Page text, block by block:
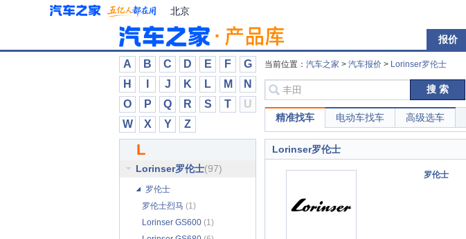
北京
报价
A B C D E F
G
H
J K L M
N
O
P Q R S T
U
W
X Y Z
克慕勒
(37)
魁士 (11)
焜驰(20)
L
LEVC(12)
LIMGENE凌际 (14)
LITE (7)
LOCAL MOTORS
Lorinser罗伦士(97)
罗伦士
罗伦士烈马 (1)
Lorinser GS600 (1)
L
当前位置： 汽车之家 > 汽车报价 > Lorinser罗伦士
搜 索
精准找车 电动车找车 高级选车
Lorinser罗伦士
罗伦士